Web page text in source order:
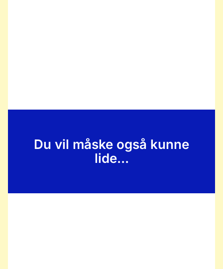
Du vil måske også kunne
lide...